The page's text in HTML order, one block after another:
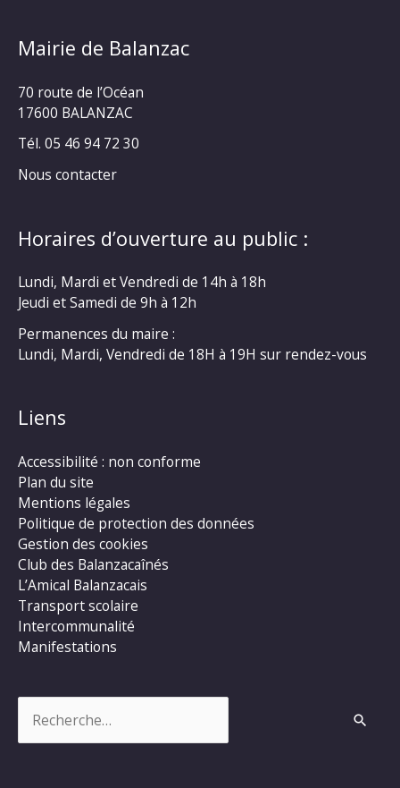
Mairie de Balanzac
70 route de l’Océan
17600 BALANZAC
Tél. 05 46 94 72 30
Nous contacter
Horaires d’ouverture au public :
Lundi, Mardi et Vendredi de 14h à 18h
Jeudi et Samedi de 9h à 12h
Permanences du maire :
Lundi, Mardi, Vendredi de 18H à 19H sur rendez-vous
Liens
Accessibilité : non conforme
Plan du site
Mentions légales
Politique de protection des données
Gestion des cookies
Club des Balanzacaînés
L’Amical Balanzacais
Transport scolaire
Intercommunalité
Manifestations